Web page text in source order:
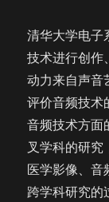
清华大学电子
技术进行创作
动力来自声音
评价音频技术
音频技术方面
叉学科的研究
医学影像、音
跨学科研究的